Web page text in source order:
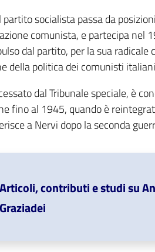
partito socialista passa da
comunista, e partecipa
dal partito, per la sua
della politica dei comunisti
dal Tribunale speciale, è
fino al 1945, quando è
a Nervi dopo la seconda
Articoli, contributi e studi su
Graziadei